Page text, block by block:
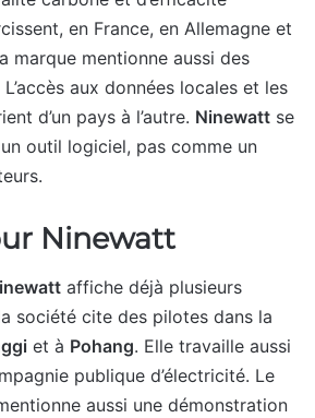
en France, en Allemagne et
marque mentionne aussi des
aux données locales et les
d’un pays à l’autre. Ninewatt se
outil logiciel, pas comme un
Ninewatt
affiche déjà plusieurs
société cite des pilotes dans la
et à Pohang. Elle travaille aussi
publique d’électricité. Le
aussi une démonstration